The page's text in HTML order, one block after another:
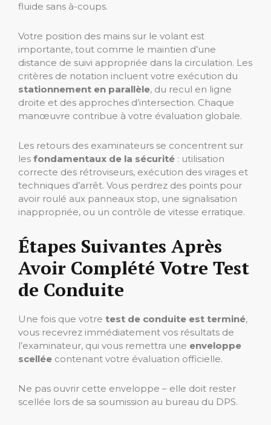
fluide sans à-coups.
Votre position des mains sur le volant est
importante, tout comme le maintien d’une
distance de suivi appropriée dans la circulation. Les
critères de notation incluent votre exécution du
stationnement en parallèle, du recul en ligne
droite et des approches d’intersection. Chaque
manœuvre contribue à votre évaluation globale.
Les retours des examinateurs se concentrent sur
les fondamentaux de la sécurité : utilisation
correcte des rétroviseurs, exécution des virages et
techniques d’arrêt. Vous perdrez des points pour
avoir roulé aux panneaux stop, une signalisation
inappropriée, ou un contrôle de vitesse erratique.
Étapes Suivantes Après
Avoir Complété Votre Test
de Conduite
Une fois que votre test de conduite est terminé,
vous recevrez immédiatement vos résultats de
l’examinateur, qui vous remettra une enveloppe
scellée contenant votre évaluation officielle.
Ne pas ouvrir cette enveloppe – elle doit rester
scellée lors de sa soumission au bureau du DPS.